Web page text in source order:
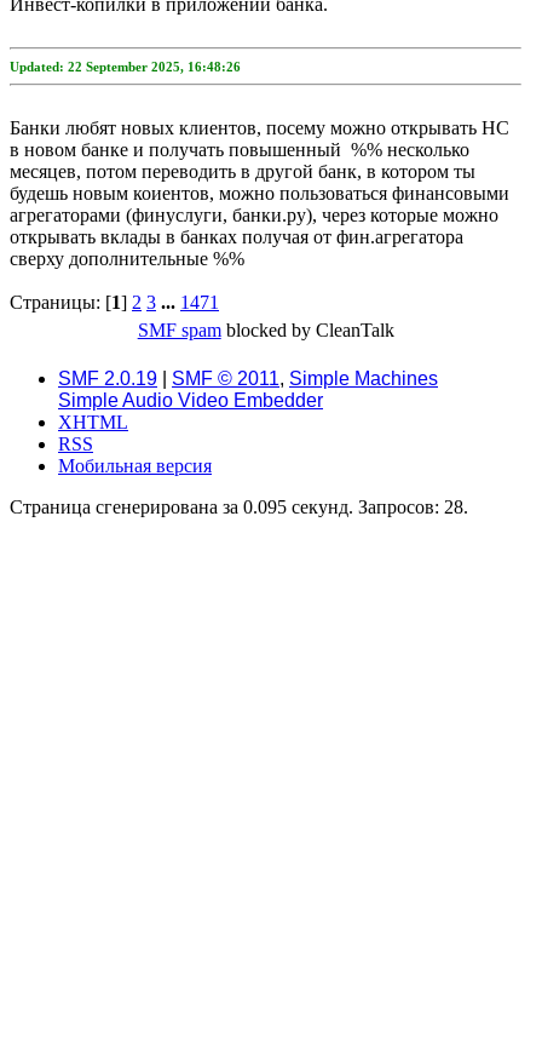
Инвест-копилки в приложении банка.
Updated: 22 September 2025, 16:48:26
Банки любят новых клиентов, посему можно открывать НС
в новом банке и получать повышенный %% несколько
месяцев, потом переводить в другой банк, в котором ты
будешь новым коиентов, можно пользоваться финансовыми
агрегаторами (финуслуги, банки.ру), через которые можно
открывать вклады в банках получая от фин.агрегатора
сверху дополнительные %%
Страницы: [1] 2 3 ... 1471
SMF spamblocked by CleanTalk
SMF 2.0.19 SMF © 2011, Simple Machines
Simple Audio Video Embedder
XHTML
RSS
Мобильная версия
Страница сгенерирована за 0.095 секунд. Запросов: 28.